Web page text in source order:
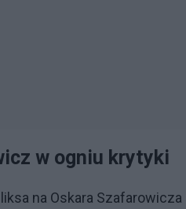
w ogniu krytyki
na Oskara